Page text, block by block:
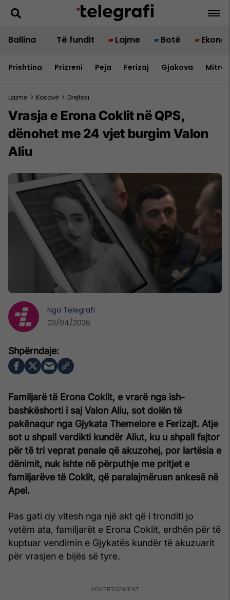
Ballina Të fundit Lajme Botë
Prishtina Prizreni Peja Ferizaj Gjakova
Lajme > Kosovë > Drejtësi
Vrasja e Erona Coklit në QPS,
dënohet me 24 vjet burgim Valon
Aliu
Familjarë të Erona Coklit, e vrarë nga ish-
bashkëshorti i saj Valon Aliu, sot dolën të
pakënaqur nga Gjykata Themelore e Ferizajt. Atje
sot u shpall verdikti kundër Aliut, ku u shpall fajtor
për të tri veprat penale që akuzohej, por lartësia e
dënimit, nuk ishte në përputhje me pritjet e
familjarëve të Coklit, që paralajmëruan ankesë në
Apel.
Pas gati dy vitesh nga një akt që i tronditi jo
vetëm ata, familjarët e Erona Coklit, erdhën për të
kuptuar vendimin e Gjykatës kundër të akuzuarit
për vrasjen e bijës së tyre.
Nga Telegrafi
03/04/2026